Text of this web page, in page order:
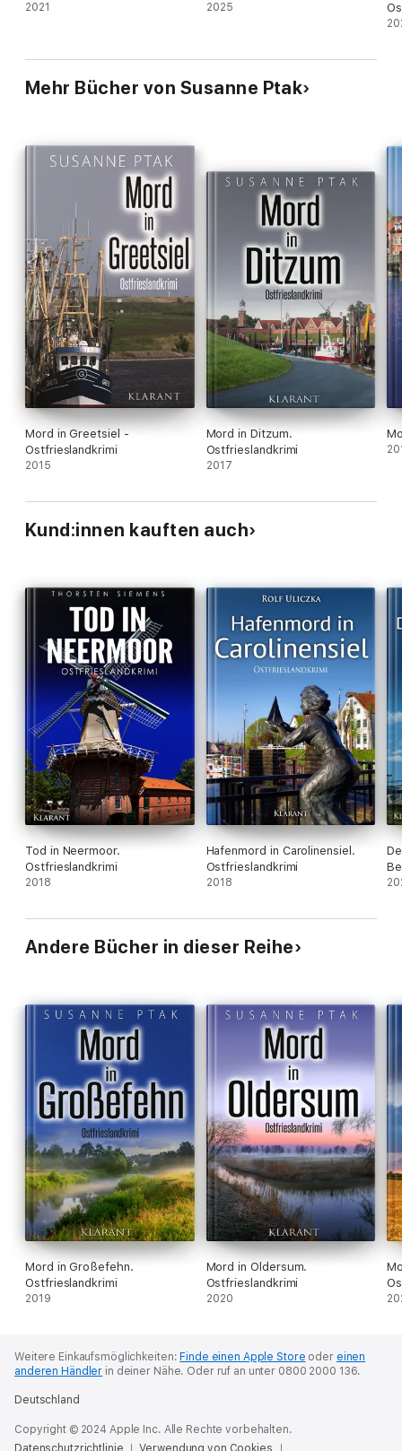
2021 2025
Mehr Bücher von Susanne Ptak
Mord in Greetsiel -
Ostfrieslandkrimi
2015
Mord in Ditzum.
Ostfrieslandkrimi
2017
Kund:innen kauften auch
Tod in Neermoor.
Ostfrieslandkrimi
2018
Hafenmord in Carolinensiel.
Ostfrieslandkrimi
2018
Andere Bücher in dieser Reihe
Mord in Großefehn.
Ostfrieslandkrimi
2019
Mord in Oldersum.
Ostfrieslandkrimi
2020
Weitere Einkaufsmöglichkeiten:Finde einen Apple Store oder einen
anderen Händler in deiner Nähe. Oder ruf an unter 0800 2000 136.
Deutschland
Copyright © 2024 Apple Inc. Alle Rechte vorbehalten.
Datenschutzrichtlinie
Verwendung von Cookies